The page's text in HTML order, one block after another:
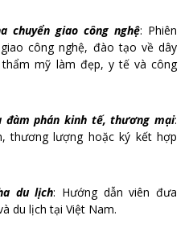
chuyển giao công nghệ: Phiên
công nghệ, đào tạo về dây
mỹ làm đẹp, y tế và công
đàm phán kinh tế, thương mại:
thương lượng hoặc ký kết hợp
du lịch: Hướng dẫn viên đưa
du lịch tại Việt Nam.